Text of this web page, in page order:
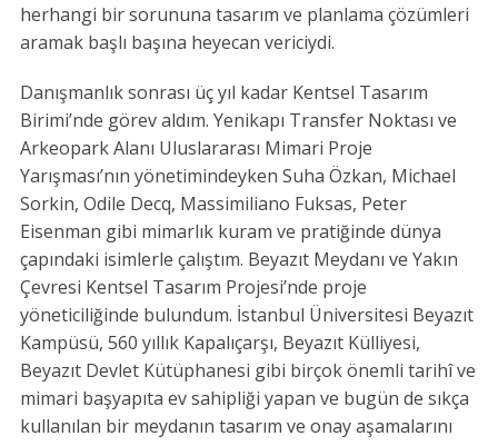
herhangi bir sorununa tasarım ve planlama çözümleri
aramak başlı başına heyecan vericiydi.
Danışmanlık sonrası üç yıl kadar Kentsel Tasarım
Birimi’nde görev aldım. Yenikapı Transfer Noktası ve
Arkeopark Alanı Uluslararası Mimari Proje
Yarışması’nın yönetimindeyken Suha Özkan, Michael
Sorkin, Odile Decq, Massimiliano Fuksas, Peter
Eisenman gibi mimarlık kuram ve pratiğinde dünya
çapındaki isimlerle çalıştım. Beyazıt Meydanı ve Yakın
Çevresi Kentsel Tasarım Projesi’nde proje
yöneticiliğinde bulundum. İstanbul Üniversitesi Beyazıt
Kampüsü, 560 yıllık Kapalıçarşı, Beyazıt Külliyesi,
Beyazıt Devlet Kütüphanesi gibi birçok önemli tarihî ve
mimari başyapıta ev sahipliği yapan ve bugün de sıkça
kullanılan bir meydanın tasarım ve onay aşamalarını